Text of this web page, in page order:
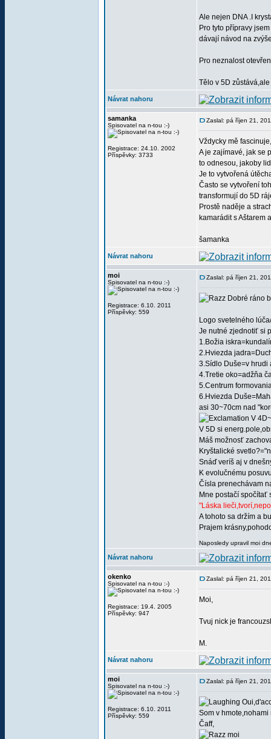
Ale nejen DNA .I
Pro tyto přípravy
dávají návod na
Pro neznalost
Tělo v 5D
Návrat nahoru
samanka
Spisovatel na n-tou :-)
Registrace: 24.10. 2002
Příspěvky: 3733
Zaslal: pá říjen 21,
Vždycky mě
A je zajímavé, jak se
to odnesou, jakoby
Je to vytvořená
Často se vytvoření
transformují do 5D
Prostě naděje a
kamarádit s Aštarem
šamanka
Návrat nahoru
moi
Spisovatel na n-tou :-)
Registrace: 6.10. 2011
Příspěvky: 559
Zaslal: pá říjen 21,
Dobré ráno
Logo svetelného
Je nutné zjednotiť si
1.Božia
2.Hviezda
3.Sídlo Duše=v hrudi
4.Tretie oko=adžňa
5.Centrum
6.Hviezda
asi 30~70cm nad
V
V 5D si
Máš možnosť
Kryštalické
Snáď veríš aj v
K evolučnému
Čísla prenechávam
Mne postačí spočítať
"Láska
A tohoto sa držím a
Prajem
Naposledy upravil moi
Návrat nahoru
okenko
Spisovatel na n-tou :-)
Registrace: 19.4. 2005
Příspěvky: 947
Zaslal: pá říjen 21,
Moi,
Tvuj nick je
M.
Návrat nahoru
moi
Spisovatel na n-tou :-)
Registrace: 6.10. 2011
Příspěvky: 559
Zaslal: pá říjen 21,
Som v hmote,nohami
Čaff,
moi